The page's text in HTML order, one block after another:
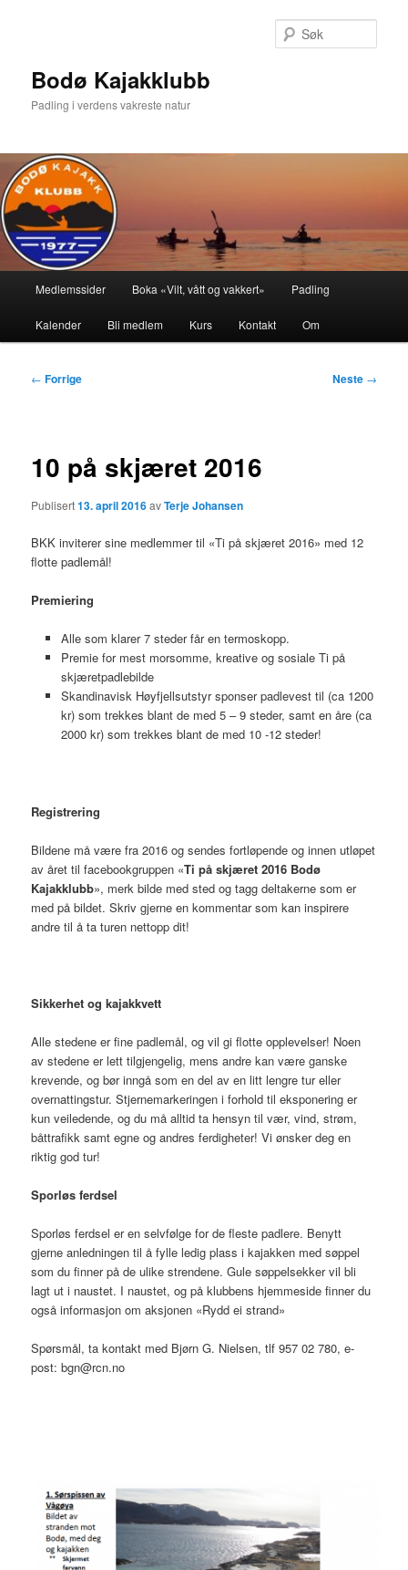
Bodø Kajakklubb
Padling i verdens vakreste natur
Medlemssider Boka «Vilt, vått og vakkert» Padling
Kalender Bli medlem Kurs Kontakt Om
Innleggsnavigasjon
← Forrige Neste →
10 på skjæret 2016
Publisert13. april 2016avTerje Johansen
BKK inviterer sine medlemmer til «Ti på skjæret 2016» med 12
flotte padlemål!
Premiering
Alle som klarer 7 steder får en termoskopp.
Premie for mest morsomme, kreative og sosiale Ti på
skjæretpadlebilde
Skandinavisk Høyfjellsutstyr sponser padlevest til (ca 1200
kr) som trekkes blant de med 5 – 9 steder, samt en åre (ca
2000 kr) som trekkes blant de med 10 -12 steder!
Registrering
Bildene må være fra 2016 og sendes fortløpende og innen utløpet
av året til facebookgruppen «Ti på skjæret 2016 Bodø
Kajakklubb», merk bilde med sted og tagg deltakerne som er
med på bildet. Skriv gjerne en kommentar som kan inspirere
andre til å ta turen nettopp dit!
Sikkerhet og kajakkvett
Alle stedene er fine padlemål, og vil gi flotte opplevelser! Noen
av stedene er lett tilgjengelig, mens andre kan være ganske
krevende, og bør inngå som en del av en litt lengre tur eller
overnattingstur. Stjernemarkeringen i forhold til eksponering er
kun veiledende, og du må alltid ta hensyn til vær, vind, strøm,
båttrafikk samt egne og andres ferdigheter! Vi ønsker deg en
riktig god tur!
Sporløs ferdsel
Sporløs ferdsel er en selvfølge for de fleste padlere. Benytt
gjerne anledningen til å fylle ledig plass i kajakken med søppel
som du finner på de ulike strendene. Gule søppelsekker vil bli
lagt ut i naustet. I naustet, og på klubbens hjemmeside finner du
også informasjon om aksjonen «Rydd ei strand»
Spørsmål, ta kontakt med Bjørn G. Nielsen, tlf 957 02 780, e-
post: bgn@rcn.no